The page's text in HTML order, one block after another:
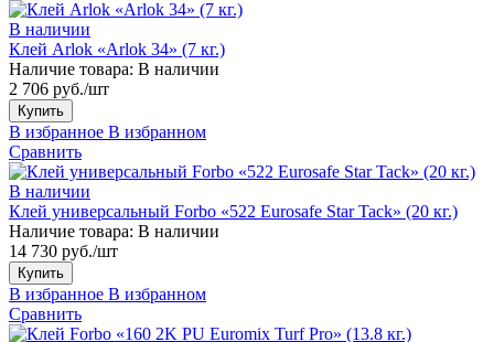
В наличии
Клей Arlok «Arlok 34» (7 кг.)
Наличие товара: В наличии
2 706 руб./шт
Купить
В избранное В избранном
Сравнить
В наличии
Клей универсальный Forbo «522 Eurosafe Star Tack» (20 кг.)
Наличие товара: В наличии
14 730 руб./шт
Купить
В избранное В избранном
Сравнить